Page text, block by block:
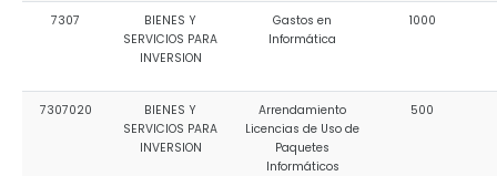
7307
BIENES Y
SERVICIOS PARA
INVERSION
Gastos en
Informática
1000
7307020
BIENES Y
SERVICIOS PARA
INVERSION
Arrendamiento
Licencias de Uso de
Paquetes
Informáticos
500